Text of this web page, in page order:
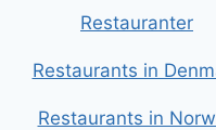
Restauranter
Restaurants in
Restaurants in